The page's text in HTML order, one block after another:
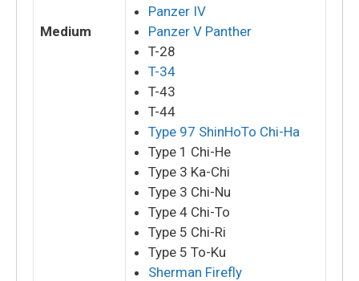
Medium
Panzer IV
Panzer V Panther
T-28
T-34
T-43
T-44
Type 97 ShinHoTo Chi-Ha
Type 1 Chi-He
Type 3 Ka-Chi
Type 3 Chi-Nu
Type 4 Chi-To
Type 5 Chi-Ri
Type 5 To-Ku
Sherman Firefly